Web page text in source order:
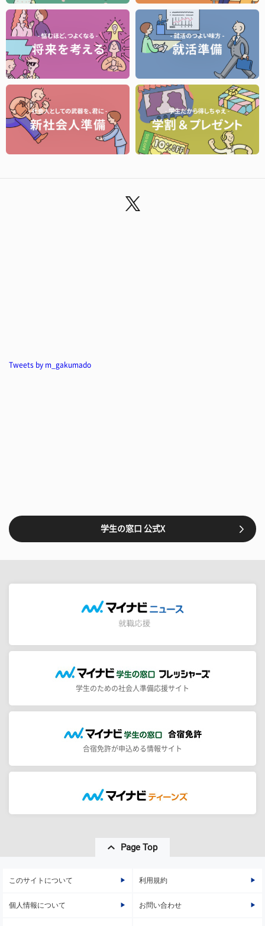
Tweets by m_gakumado
学生の窓口 公式X
学生のための社会人準備応援サイト
合宿免許が申込める情報サイト
Page Top
このサイトについて 利用規約
個人情報について お問い合わせ